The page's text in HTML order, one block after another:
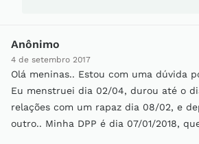
Anônimo
4 de setembro 2017
Olá meninas.. Estou com uma dúvida
Eu menstruei dia 02/04, durou até o
relações com um rapaz dia 08/02, e
outro.. Minha DPP é dia 07/01/2018,